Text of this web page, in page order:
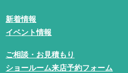
新着情報
イベント情報
ご相談・お見積もり
ショールーム来店予約フォーム